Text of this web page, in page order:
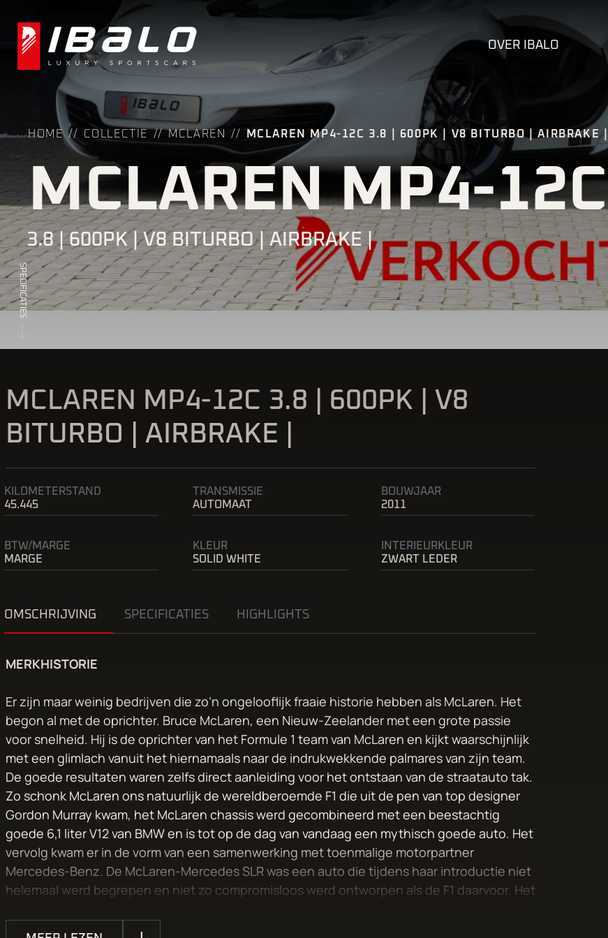
OVER IBALO
HOME COLLECTIE MCLAREN MCLAREN MP4-12C 3.8 | 600PK | V8 BITURBO | AIRBRAKE |
MCLAREN MP4-12C
3.8 | 600PK | V8 BITURBO | AIRBRAKE |
SPECIFICATIES
MCLAREN MP4-12C 3.8 | 600PK | V8
BITURBO | AIRBRAKE |
KILOMETERSTAND
45.445
TRANSMISSIE
AUTOMAAT
BOUWJAAR
2011
BTW/MARGE
MARGE
KLEUR
SOLID WHITE
INTERIEURKLEUR
ZWART LEDER
OMSCHRIJVING SPECIFICATIES HIGHLIGHTS
MERKHISTORIE
Er zijn maar weinig bedrijven die zo’n ongelooflijk fraaie historie hebben als McLaren. Het
begon al met de oprichter. Bruce McLaren, een Nieuw-Zeelander met een grote passie
voor snelheid. Hij is de oprichter van het Formule 1 team van McLaren en kijkt waarschijnlijk
met een glimlach vanuit het hiernamaals naar de indrukwekkende palmares van zijn team.
De goede resultaten waren zelfs direct aanleiding voor het ontstaan van de straatauto tak.
Zo schonk McLaren ons natuurlijk de wereldberoemde F1 die uit de pen van top designer
Gordon Murray kwam, het McLaren chassis werd gecombineerd met een beestachtig
goede 6,1 liter V12 van BMW en is tot op de dag van vandaag een mythisch goede auto. Het
vervolg kwam er in de vorm van een samenwerking met toenmalige motorpartner
Mercedes-Benz. De McLaren-Mercedes SLR was een auto die tijdens haar introductie niet
helemaal werd begrepen en niet zo compromisloos werd ontworpen als de F1 daarvoor. Het
ongelooflijk hard gaat, maar niet de pure focus heeft zoals de F1 die daarvoor wel had.